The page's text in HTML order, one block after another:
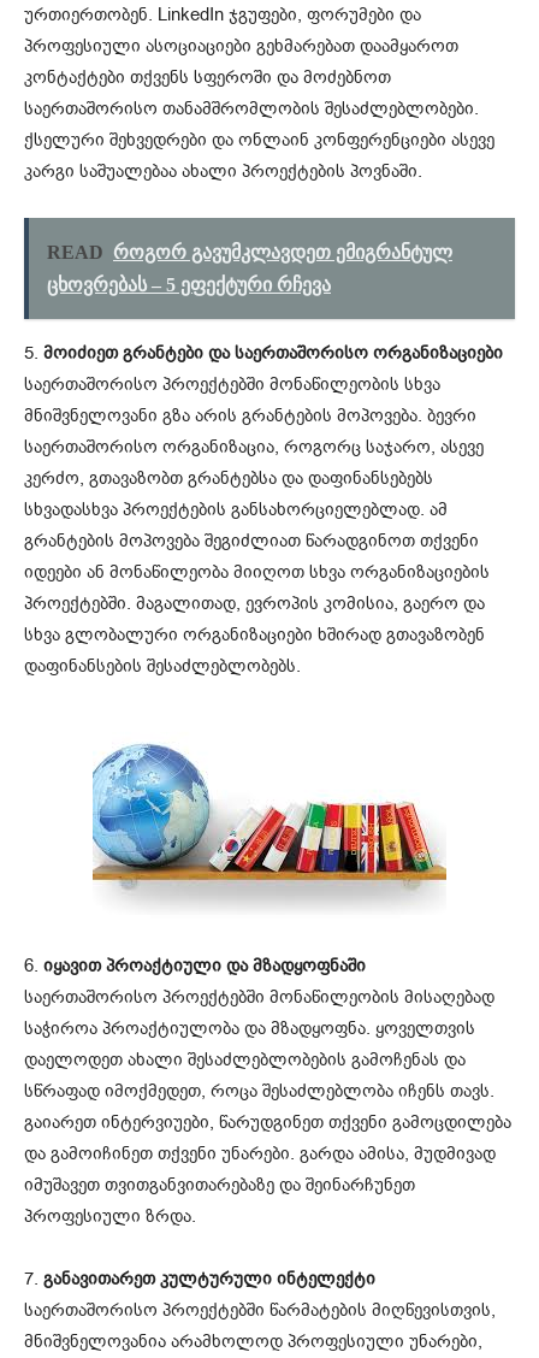
ურთიერთობენ. LinkedIn ჯგუფები, ფორუმები და
პროფესიული ასოციაციები გეხმარებათ დაამყაროთ
კონტაქტები თქვენს სფეროში და მოძებნოთ
საერთაშორისო თანამშრომლობის შესაძლებლობები.
ქსელური შეხვედრები და ონლაინ კონფერენციები ასევე
კარგი საშუალებაა ახალი პროექტების პოვნაში.
READ როგორ გავუმკლავდეთ ემიგრანტულ
ცხოვრებას – 5 ეფექტური რჩევა
5. მოიძიეთ გრანტები და საერთაშორისო ორგანიზაციები
საერთაშორისო პროექტებში მონაწილეობის სხვა
მნიშვნელოვანი გზა არის გრანტების მოპოვება. ბევრი
საერთაშორისო ორგანიზაცია, როგორც საჯარო, ასევე
კერძო, გთავაზობთ გრანტებსა და დაფინანსებებს
სხვადასხვა პროექტების განსახორციელებლად. ამ
გრანტების მოპოვება შეგიძლიათ წარადგინოთ თქვენი
იდეები ან მონაწილეობა მიიღოთ სხვა ორგანიზაციების
პროექტებში. მაგალითად, ევროპის კომისია, გაერო და
სხვა გლობალური ორგანიზაციები ხშირად გთავაზობენ
დაფინანსების შესაძლებლობებს.
6. იყავით პროაქტიული და მზადყოფნაში
საერთაშორისო პროექტებში მონაწილეობის მისაღებად
საჭიროა პროაქტიულობა და მზადყოფნა. ყოველთვის
დაელოდეთ ახალი შესაძლებლობების გამოჩენას და
სწრაფად იმოქმედეთ, როცა შესაძლებლობა იჩენს თავს.
გაიარეთ ინტერვიუები, წარუდგინეთ თქვენი გამოცდილება
და გამოიჩინეთ თქვენი უნარები. გარდა ამისა, მუდმივად
იმუშავეთ თვითგანვითარებაზე და შეინარჩუნეთ
პროფესიული ზრდა.
7. განავითარეთ კულტურული ინტელექტი
საერთაშორისო პროექტებში წარმატების მიღწევისთვის,
მნიშვნელოვანია არამხოლოდ პროფესიული უნარები,